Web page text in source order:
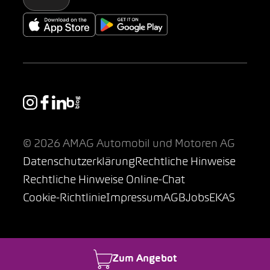
Zum Angebot
© 2026 AMAG Automobil und Motoren AG
DatenschutzerklärungRechtliche Hinweise
Rechtliche Hinweise Online-Chat
Cookie-RichtlinieImpressumAGBJobsEKAS